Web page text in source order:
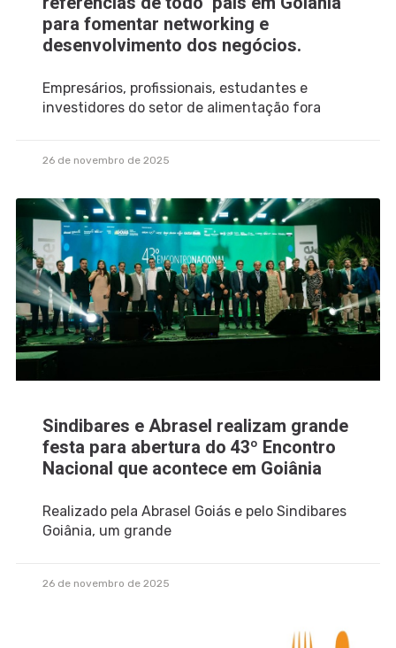
para fomentar networking e
desenvolvimento dos negócios.
Empresários, profissionais, estudantes e
investidores do setor de alimentação fora
26 de novembro de 2025
Sindibares e Abrasel realizam grande
festa para abertura do 43º Encontro
Nacional que acontece em Goiânia
Realizado pela Abrasel Goiás e pelo Sindibares
Goiânia, um grande
26 de novembro de 2025